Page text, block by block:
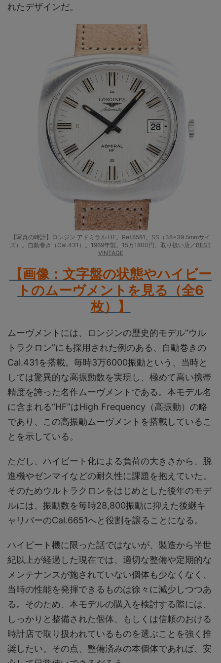
れたデザインだ。
【写真の時計】ロンジン アドミラル HF。Ref.8581。SS（38×39.5mmサイ
ズ）。自動巻き（Cal.431）。1969年製。15万1800円。取り扱い店／ BEST
VINTAGE
【画像：文字盤の状態やハイビー
トのムーヴメントを見る（全6
枚）
】
ムーヴメントには、ロンジンの歴史的モデル“ウル
トラクロン”にも採用された例のある、自動巻きの
Cal.431を搭載。毎時3万6000振動という、当時と
しては驚異的な高振動数を実現し、極めて高い携帯
精度を誇った名作ムーヴメントである。本モデル名
に含まれる“HF”はHigh Frequency（高振動）の略
であり、この高振動ムーヴメントを搭載しているこ
とを示している。
ただし、ハイビート化による負荷の大きさから、脱
進機やゼンマイなどの耐久性に課題を抱えていた。
そのためウルトラクロンをはじめとした後年のモデ
ルには、振動数を毎時28,800振動に抑えた後継キ
ャリバーのCal.6651へと役割を譲ることになる。
ハイビート機に限った話ではないが、製造から半世
紀以上が経過した現在では、適切な整備や定期的な
メンテナンスが施されていない個体も少なくなく、
当時の性能を発揮できるものは徐々に減少しつつあ
る。そのため、本モデルの購入を検討する際には、
しっかりと整備された個体、もしくは信頼のおける
時計店で取り扱われているものを選ぶことを強く推
奨したい。その点、整備済みの本個体であれば、安